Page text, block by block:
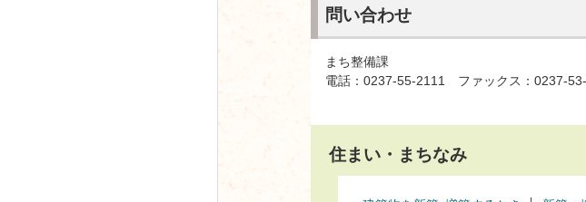
問い合わせ
まち整備課
電話：0237-55-2111 ファックス：0237-
住まい・まちなみ